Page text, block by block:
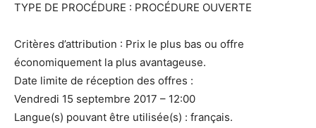
TYPE DE PROCÉDURE : PROCÉDURE OUVERTE
Critères d’attribution : Prix le plus bas ou offre
économiquement la plus avantageuse.
Date limite de réception des offres :
Vendredi 15 septembre 2017 – 12:00
Langue(s) pouvant être utilisée(s) : français.